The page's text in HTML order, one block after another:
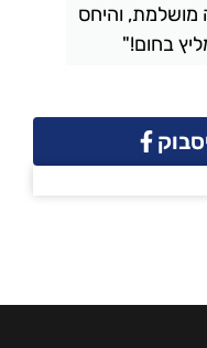
מושלמת, והיחס
בחום!"